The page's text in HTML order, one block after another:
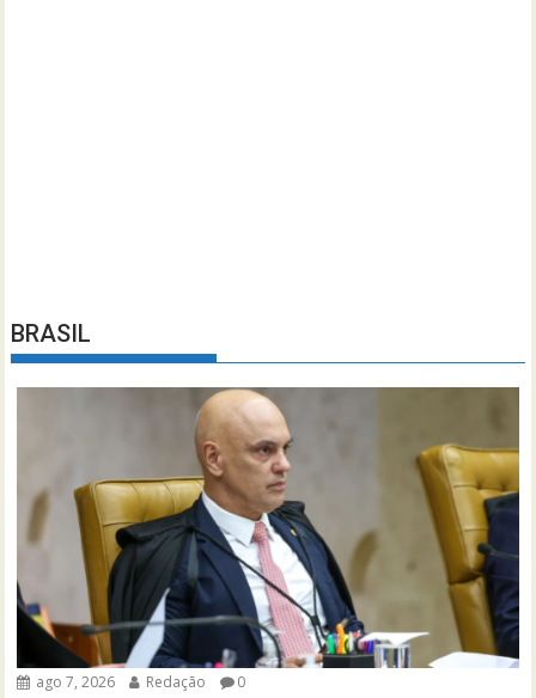
BRASIL
ago 7, 2026 Redação 0